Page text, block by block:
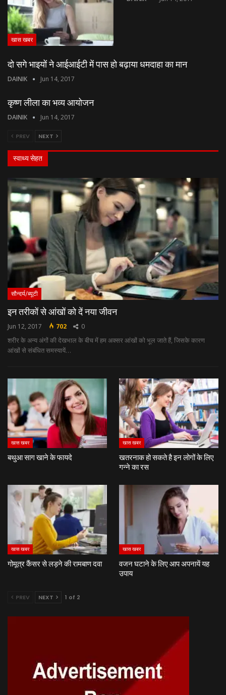
खास खबर
दो सगे भाइयों ने आईआईटी में पास हो बढ़ाया धमदाहा का मान
DAINIK Jun 14, 2017
कृष्ण लीला का भव्य आयोजन
DAINIK Jun 14, 2017
PREV NEXT
स्वाथ्य सेहत
सौन्दर्य/ब्यूटी
इन तरीकों से आंखों को दें नया जीवन
Jun 12, 2017 702 0
शरीर के अन्‍य अंगों की देखभाल के बीच में हम अक्‍सर आंखों को भूल जाते हैं, जिसके कारण
आंखों से संबंधित समस्‍यायें…
खास खबर
बथुआ साग खाने के फायदे
खास खबर
खतरनाक हो सकते है इन लोगों के लिए
गन्ने का रस
खास खबर
गोमूत्र कैंसर से लड़ने की रामबाण दवा
खास खबर
वजन घटाने के लिए आप अपनायें यह
उपाय
PREV NEXT 1 of 2